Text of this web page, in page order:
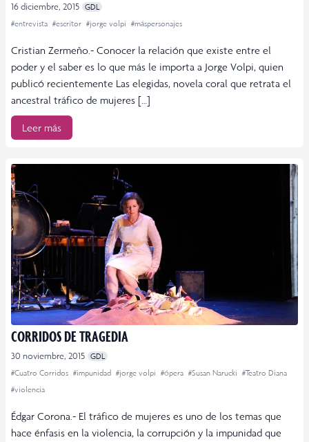
16 diciembre, 2015 GDL
#entrevista #escritor #jorge volpi #máspersonajes
Cristian Zermeño.- Conocer la relación que existe entre el
poder y el saber es lo que más le importa a Jorge Volpi, quien
publicó recientemente Las elegidas, novela coral que retrata el
ancestral tráfico de mujeres […]
Leer más
CORRIDOS DE TRAGEDIA
30 noviembre, 2015 GDL
#Cuatro Corridos #impunidad #jorge volpi #ópera #Susan Narucki #Teatro Diana
#violencia
Édgar Corona.- El tráfico de mujeres es uno de los temas que
hace énfasis en la violencia, la corrupción y la impunidad que